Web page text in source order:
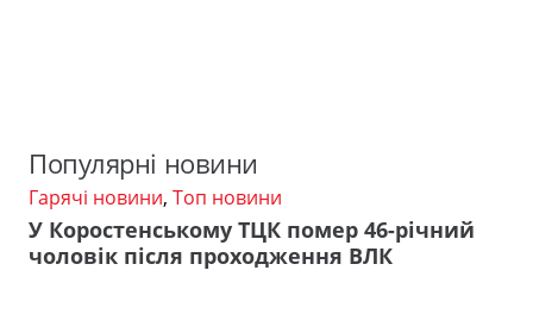
Популярні новини
Гарячі новини, Топ новини
У Коростенському ТЦК помер 46-річний
чоловік після проходження ВЛК